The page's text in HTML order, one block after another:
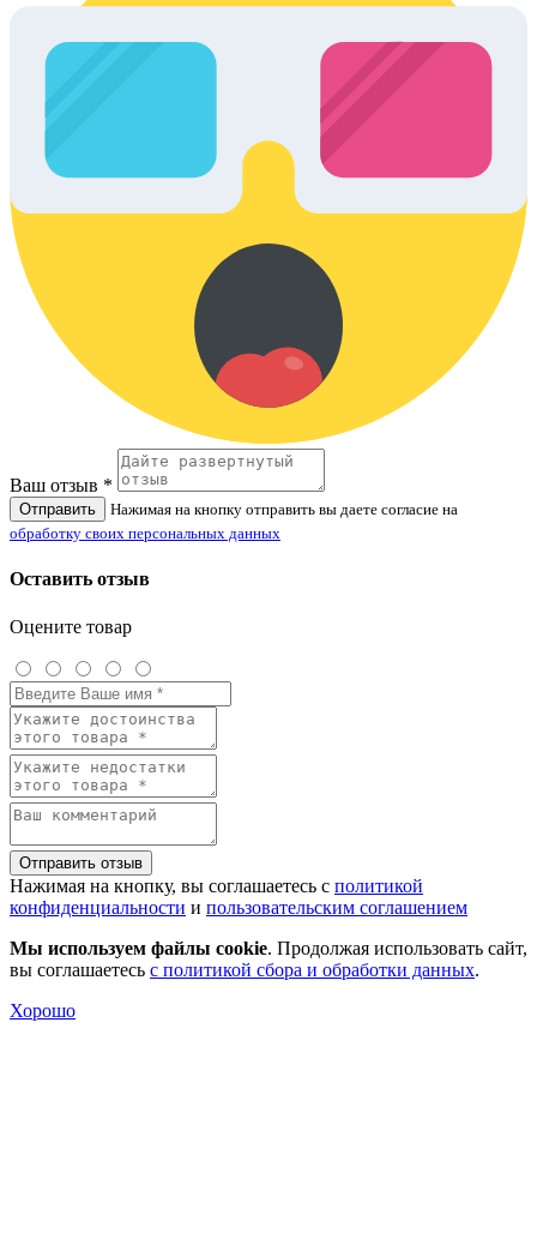
Ваш отзыв *
Отправить
Нажимая на кнопку отправить вы даете согласие на
обработку своих персональных данных
Оставить отзыв
Оцените товар
Отправить отзыв
Нажимая на кнопку, вы соглашаетесь с политикой
конфиденциальности и пользовательским соглашением
Мы используем файлы cookie. Продолжая использовать сайт,
вы соглашаетесь с политикой сбора и обработки данных.
Хорошо